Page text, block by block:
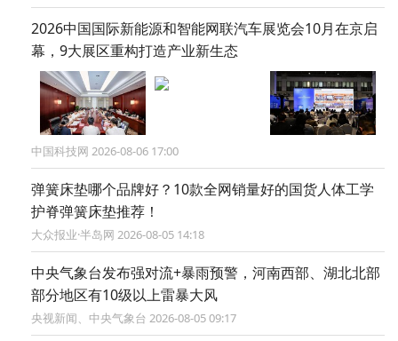
2026中国国际新能源和智能网联汽车展览会10月在京启
幕，9大展区重构打造产业新生态
中国科技网 2026-08-06 17:00
弹簧床垫哪个品牌好？10款全网销量好的国货人体工学
护脊弹簧床垫推荐！
大众报业·半岛网 2026-08-05 14:18
中央气象台发布强对流+暴雨预警，河南西部、湖北北部
部分地区有10级以上雷暴大风
央视新闻、中央气象台 2026-08-05 09:17